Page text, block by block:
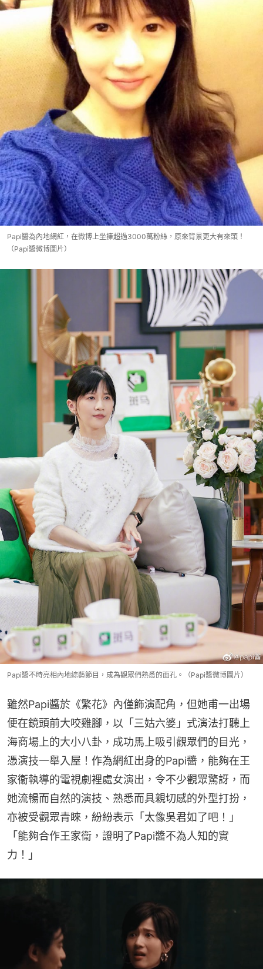
Papi醬為內地網紅，在微博上坐擁超過3000萬粉絲，原來背景更大有來頭！
（Papi醬微博圖片）
Papi醬不時亮相內地綜藝節目，成為觀眾們熟悉的面孔。（Papi醬微博圖片）
雖然Papi醬於《繁花》內僅飾演配角，但她甫一出場
便在鏡頭前大咬雞腳，以「三姑六婆」式演法打聽上
海商場上的大小八卦，成功馬上吸引觀眾們的目光，
憑演技一舉入屋！作為網紅出身的Papi醬，能夠在王
家衞執導的電視劇裡處女演出，令不少觀眾驚訝，而
她流暢而自然的演技、熟悉而具親切感的外型打扮，
亦被受觀眾青睞，紛紛表示「太像吳君如了吧！」
「能夠合作王家衞，證明了Papi醬不為人知的實
力！」